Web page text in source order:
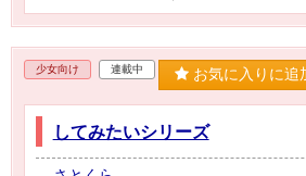
少女向け 連載中 お気に入りに追
してみたいシリーズ